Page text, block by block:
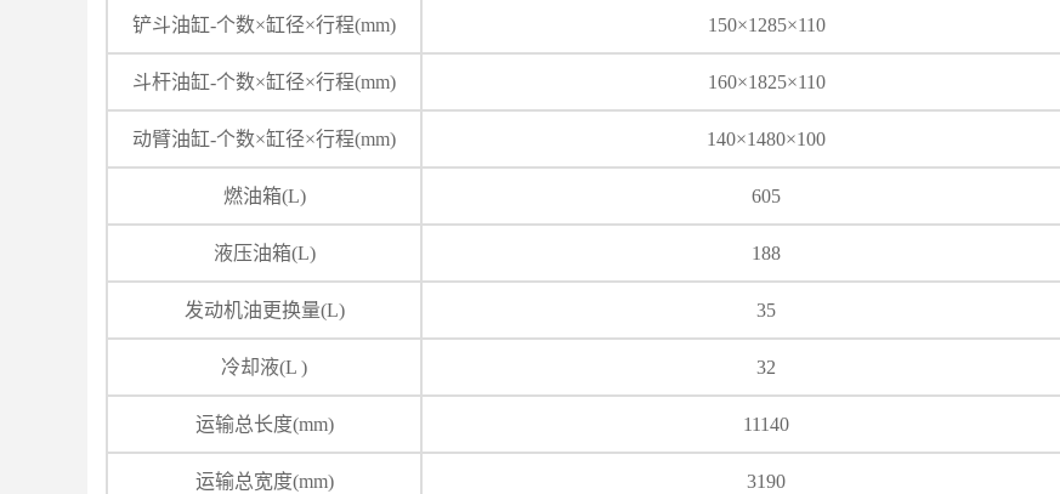
铲斗油缸-个数×缸径×行程(mm) 150×1285×110
斗杆油缸-个数×缸径×行程(mm) 160×1825×110
动臂油缸-个数×缸径×行程(mm) 140×1480×100
燃油箱(L) 605
液压油箱(L) 188
发动机油更换量(L) 35
冷却液(L ) 32
运输总长度(mm) 11140
运输总宽度(mm) 3190